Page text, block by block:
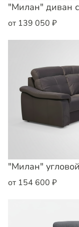
"Милан" диван
от 139 050 ₽
"Милан"
от 154 600 ₽